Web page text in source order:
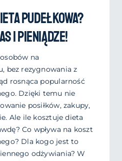
pudełkowa?
i pieniądze!
na
bez rezygnowania z
rosnąca popularność
Dzięki temu nie
posiłków, zakupy,
Ale ile kosztuje dieta
Co wpływa na koszt
Dla kogo jest to
odżywiania? W